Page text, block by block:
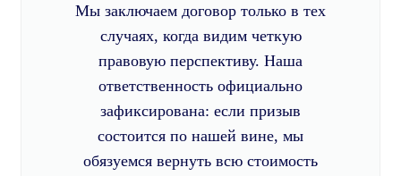
Мы заключаем договор только в тех
случаях, когда видим четкую
правовую перспективу. Наша
ответственность официально
зафиксирована: если призыв
состоится по нашей вине, мы
обязуемся вернуть всю стоимость